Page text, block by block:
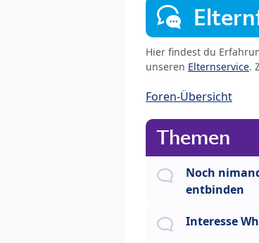
Hier findest du
unseren Elternservice.
Foren-Übersicht
Themen
Noch
entbinden
Interesse